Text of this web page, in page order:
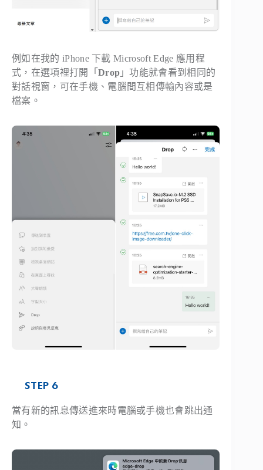
例如在我的 iPhone 下載 Microsoft Edge 應用程
式，在選項裡打開「 Drop 」功能就會看到相同的
對話視窗，可在手機、電腦間互相傳輸內容或是
檔案。
STEP 6
當有新的訊息傳送進來時電腦或手機也會跳出通
知。